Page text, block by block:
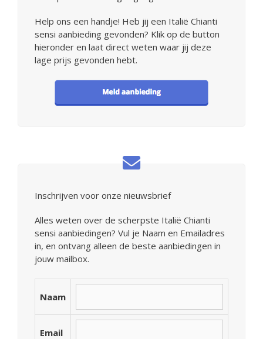
Help ons een handje! Heb jij een Italië Chianti
sensi aanbieding gevonden? Klik op de button
hieronder en laat direct weten waar jij deze
lage prijs gevonden hebt.
Inschrijven voor onze nieuwsbrief
Alles weten over de scherpste Italië Chianti
sensi aanbiedingen? Vul je Naam en Emailadres
in, en ontvang alleen de beste aanbiedingen in
jouw mailbox.
Naam
Email